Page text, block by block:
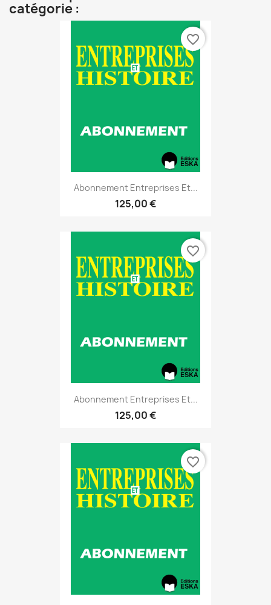
catégorie :
Abonnement Entreprises Et...
125,00 €
favorite_border
Abonnement Entreprises Et...
125,00 €
favorite_border
favorite_border